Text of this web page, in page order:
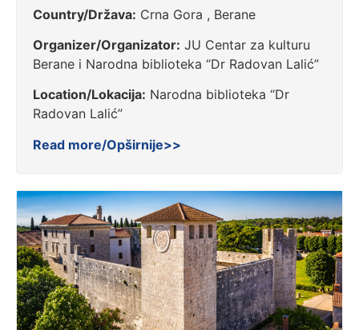
Country/Država: Crna Gora , Berane
Organizer/Organizator: JU Centar za kulturu
Berane i Narodna biblioteka “Dr Radovan Lalić”
Location/Lokacija: Narodna biblioteka “Dr
Radovan Lalić”
Read more/Opširnije>>